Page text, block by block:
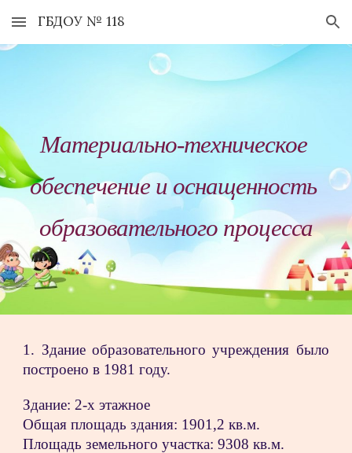
Skip to main content Skip to navigation
ГБДОУ № 118
Материально-техническое
обеспечение и оснащенность
образовательного процесса
1. Здание образовательного учреждения было
построено в 1981 году.
Здание: 2-х этажное
Общая площадь здания: 1901,2 кв.м.
Площадь земельного участка: 9308 кв.м.